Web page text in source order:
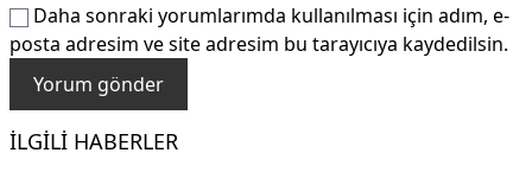
Daha sonraki yorumlarımda kullanılması için adım, e-
posta adresim ve site adresim bu tarayıcıya kaydedilsin.
İLGILI HABERLER